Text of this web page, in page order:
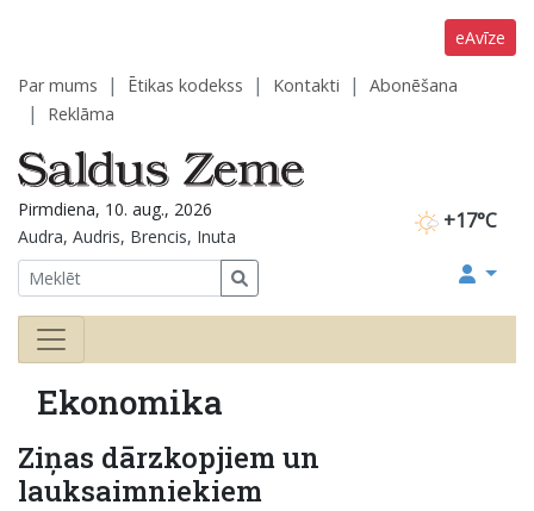
eAvīze
Par mums Ētikas kodekss Kontakti
Abonēšana
Reklāma
+17°C
Pirmdiena, 10. aug., 2026
Audra, Audris, Brencis, Inuta
Ekonomika
Ziņas dārzkopjiem un
lauksaimniekiem